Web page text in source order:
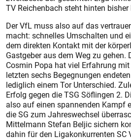
TV Reichenbach steht hinten bisher
Der VfL muss also auf das
macht: schnelles Umschalten und
dem direkten Kontakt mit der
Gastgeber aus dem Weg zu gehen.
Cosmin Popa hat viel Erfahrung
letzten sechs Begegnungen
lediglich einem Tor Unterschied.
Erfolg gegen die TSG Söflingen 2.
also auf einen spannenden Kampf
die SG zum Jahreswechsel
Mittelmann Stefan Beljic sichern
dahin für den Ligakonkurrenten SC